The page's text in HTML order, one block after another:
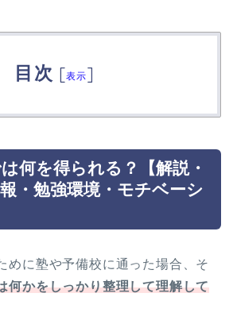
目次 [表示]
何を得られる？【解説・
・勉強環境・モチベーシ
めに塾や予備校に通った場合、そ
何かをしっかり整理して理解して